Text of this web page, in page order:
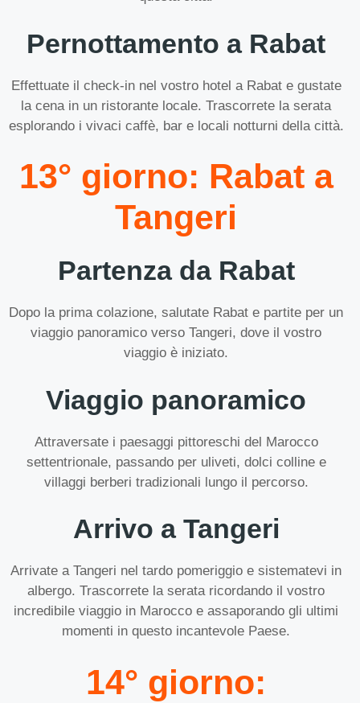
Pernottamento a Rabat
Effettuate il check-in nel vostro hotel a Rabat e gustate
la cena in un ristorante locale. Trascorrete la serata
esplorando i vivaci caffè, bar e locali notturni della città.
13° giorno: Rabat a
Tangeri
Partenza da Rabat
Dopo la prima colazione, salutate Rabat e partite per un
viaggio panoramico verso Tangeri, dove il vostro
viaggio è iniziato.
Viaggio panoramico
Attraversate i paesaggi pittoreschi del Marocco
settentrionale, passando per uliveti, dolci colline e
villaggi berberi tradizionali lungo il percorso.
Arrivo a Tangeri
Arrivate a Tangeri nel tardo pomeriggio e sistematevi in
albergo. Trascorrete la serata ricordando il vostro
incredibile viaggio in Marocco e assaporando gli ultimi
momenti in questo incantevole Paese.
14° giorno: